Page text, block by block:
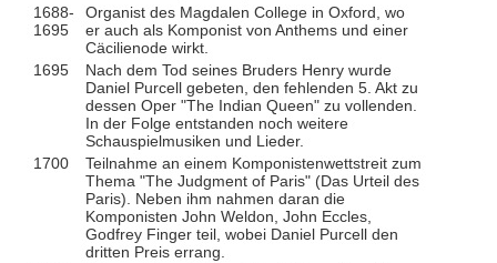
1688-
1695
Organist des Magdalen College in Oxford, wo
er auch als Komponist von Anthems und einer
Cäcilienode wirkt.
1695
Nach dem Tod seines Bruders Henry wurde
Daniel Purcell gebeten, den fehlenden 5. Akt zu
dessen Oper "The Indian Queen" zu vollenden.
In der Folge entstanden noch weitere
Schauspielmusiken und Lieder.
1700
Teilnahme an einem Komponistenwettstreit zum
Thema "The Judgment of Paris" (Das Urteil des
Paris). Neben ihm nahmen daran die
Komponisten John Weldon, John Eccles,
Godfrey Finger teil, wobei Daniel Purcell den
dritten Preis errang.